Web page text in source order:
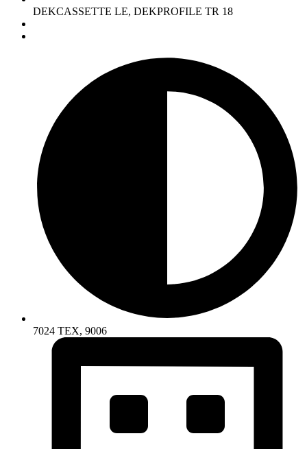
DEKCASSETTE LE, DEKPROFILE TR 18
7024 TEX, 9006